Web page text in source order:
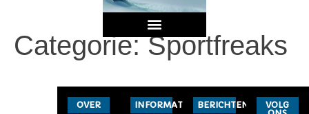
Categorie:Sportfreaks
OVER INFORMATIE BERICHTEN
VOLG